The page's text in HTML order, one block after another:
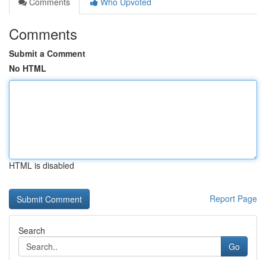
Comments
Submit a Comment
No HTML
HTML is disabled
Report Page
Search
Go